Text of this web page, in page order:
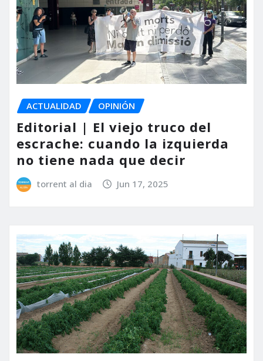
ACTUALIDAD OPINIÓN
Editorial | El viejo truco del
escrache: cuando la izquierda
no tiene nada que decir
torrent al dia Jun 17, 2025